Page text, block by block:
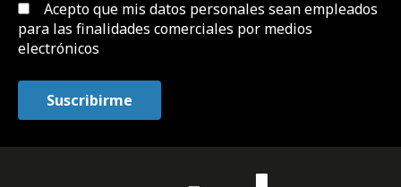
Acepto que mis datos personales sean empleados
para las finalidades comerciales por medios
electrónicos